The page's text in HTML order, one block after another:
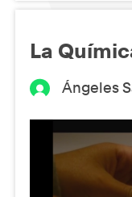
La
Ángeles